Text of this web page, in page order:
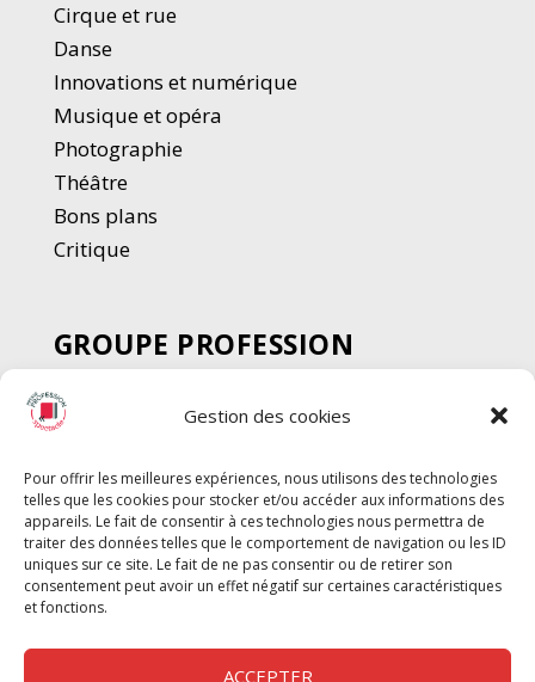
Gestion des cookies
Pour offrir les meilleures expériences, nous utilisons des technologies
telles que les cookies pour stocker et/ou accéder aux informations des
appareils. Le fait de consentir à ces technologies nous permettra de
traiter des données telles que le comportement de navigation ou les ID
uniques sur ce site. Le fait de ne pas consentir ou de retirer son
consentement peut avoir un effet négatif sur certaines caractéristiques
et fonctions.
ACCEPTER
Cirque et rue
Danse
Innovations et numérique
Musique et opéra
Photographie
Théâtre
Bons plans
Critique
GROUPE PROFESSION
SPECTACLE
Chèque Intermittents
Chèque Compta
Chèque Emploi Spectacle
G-Pods
Profession Audio-visuel